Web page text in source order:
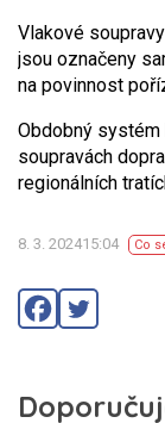
Vlakové
jsou označeny
na povinnost
Obdobný
soupravách
regionálních
8. 3. 202415:04 Co